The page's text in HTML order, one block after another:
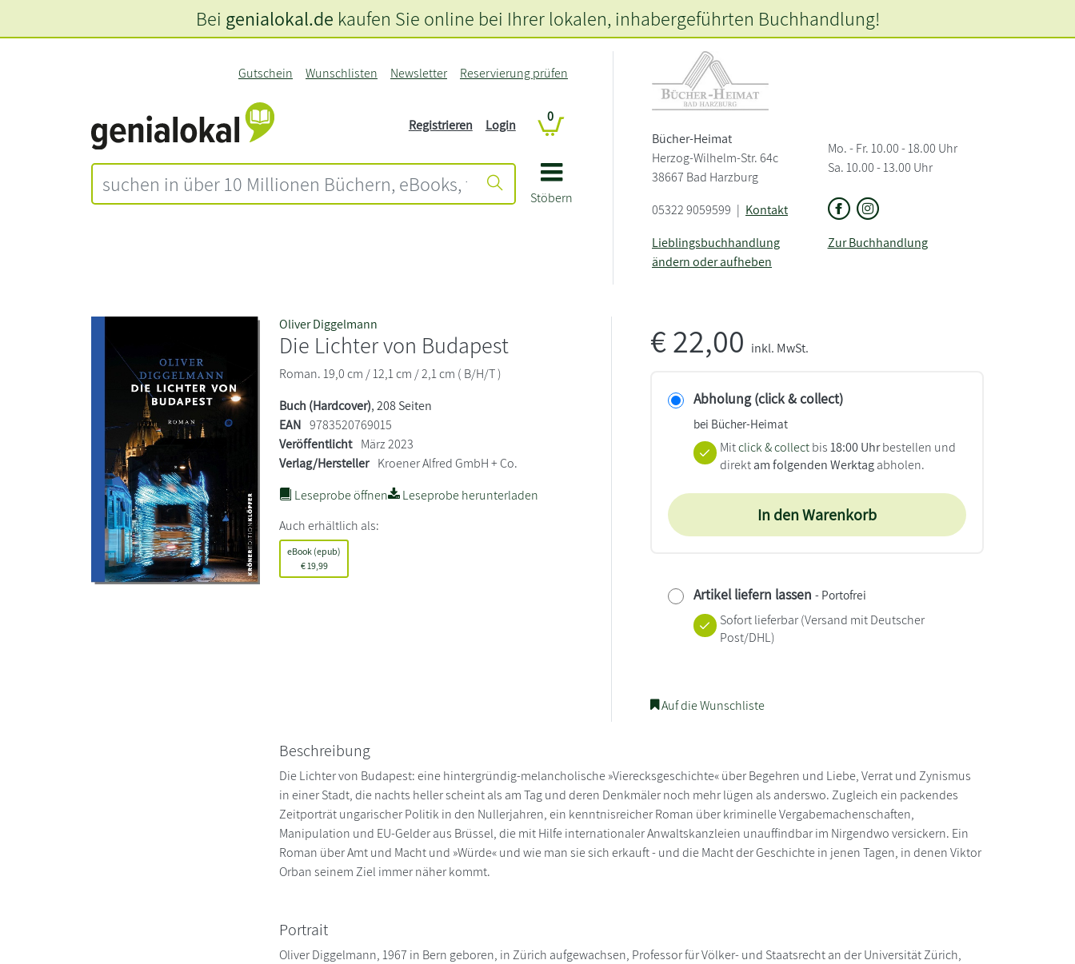
Stöbern
Gutschein Wunschlisten Newsletter Reservierung prüfen
Registrieren Login
0
Bücher-Heimat
Herzog-Wilhelm-Str. 64c
38667 Bad Harzburg
Mo. - Fr. 10.00 - 18.00 Uhr
Sa. 10.00 - 13.00 Uhr
05322 9059599 | Kontakt
Lieblingsbuchhandlung
ändern oder aufheben
Zur Buchhandlung
Bei genialokal.de kaufen Sie online bei Ihrer lokalen, inhabergeführten Buchhandlung!
Oliver Diggelmann
Die Lichter von Budapest
Roman. 19,0 cm / 12,1 cm / 2,1 cm ( B/H/T )
Buch (Hardcover), 208 Seiten
EAN 9783520769015
Veröffentlicht März 2023
Verlag/Hersteller Kroener Alfred GmbH + Co.
Leseprobe öffnen
Leseprobe herunterladen
Auch erhältlich als:
eBook (epub)
€19,99
€22,00 inkl. MwSt.
Abholung (click & collect)
bei Bücher-Heimat
Mitclick & collect bis18:00 Uhrbestellen und
direktam folgenden Werktagabholen.
In den Warenkorb
Artikel liefern lassen - Portofrei
Sofort lieferbar(Versand mit Deutscher
Post/DHL)
Auf die Wunschliste
Beschreibung
Die Lichter von Budapest: eine hintergründig-melancholische »Vierecksgeschichte« über Begehren und Liebe, Verrat und Zynismus
in einer Stadt, die nachts heller scheint als am Tag und deren Denkmäler noch mehr lügen als anderswo. Zugleich ein packendes
Zeitporträt ungarischer Politik in den Nullerjahren, ein kenntnisreicher Roman über kriminelle Vergabemachenschaften,
Manipulation und EU-Gelder aus Brüssel, die mit Hilfe internationaler Anwaltskanzleien unauffindbar im Nirgendwo versickern. Ein
Roman über Amt und Macht und »Würde« und wie man sie sich erkauft - und die Macht der Geschichte in jenen Tagen, in denen Viktor
Orban seinem Ziel immer näher kommt.
Portrait
Oliver Diggelmann, 1967 in Bern geboren, in Zürich aufgewachsen, Professor für Völker- und Staatsrecht an der Universität Zürich,